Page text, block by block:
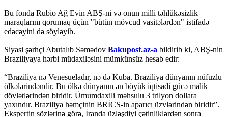
Bu fonda Rubio Ağ Evin ABŞ-ni və onun milli təhlükəsizlik
maraqlarını qorumaq üçün "bütün mövcud vasitələrdən" istifadə
edəcəyini də söyləyib.
Siyasi şərhçi Abutalıb Səmədov Bakupost.az-a bildirib ki, ABŞ-nin
Braziliyaya hərbi müdaxiləsini mümkünsüz hesab edir:
“Braziliya nə Venesueladır, nə də Kuba. Braziliya dünyanın nüfuzlu
ölkələrindəndir. Bu ölkə dünyanın ən böyük iqtisadi gücə malik
dövlətlərindən biridir. Ümumdaxili məhsulu 3 trilyon dollara
yaxındır. Braziliya həmçinin BRİCS-in aparıcı üzvlərindən biridir”.
Ekspertin sözlərinə görə, İranda üzləşdiyi çətinliklərdən sonra